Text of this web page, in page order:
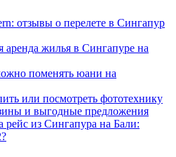
отзывы о перелете в Сингапур
аренда жилья в Сингапуре на
поменять юани на
или посмотреть фототехнику
и выгодные предложения
из Сингапура на Бали: